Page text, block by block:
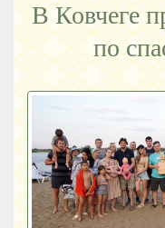
В Ковчеге
по